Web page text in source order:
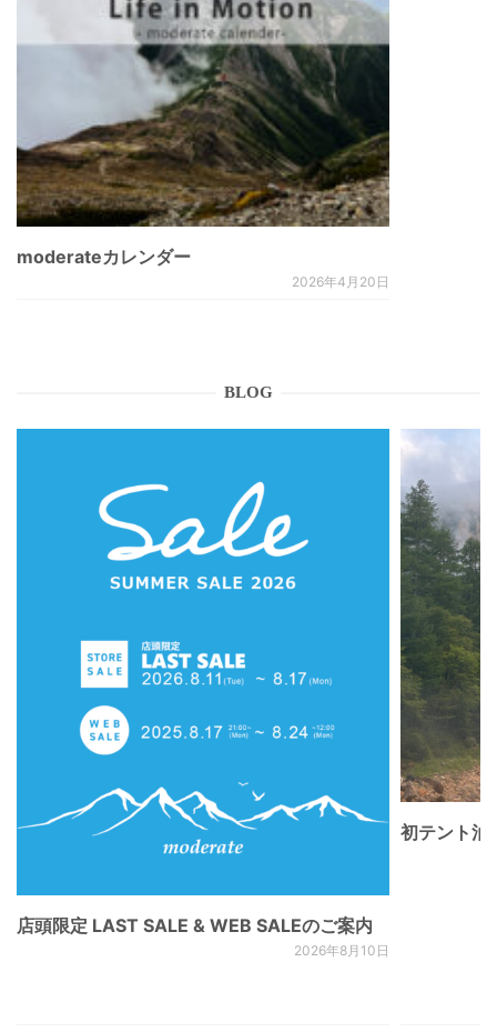
moderateカレンダー
2026年4月20日
BLOG
店頭限定 LAST SALE & WEB SALEのご案内
2026年8月10日
初テント